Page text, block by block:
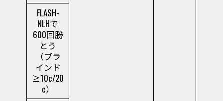
FLASH-
NLHで
600回勝
とう
（ブラ
インド
≥10c/20
c）